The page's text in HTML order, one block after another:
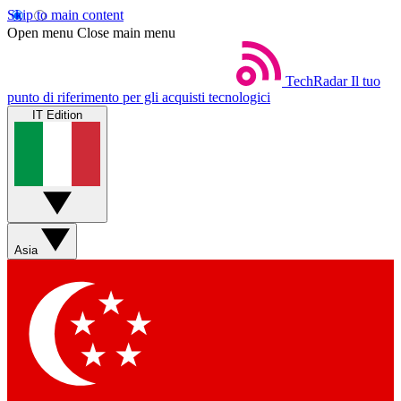
Skip to main content
Open menu Close main menu
TechRadar Il tuo
punto di riferimento per gli acquisti tecnologici
IT Edition
Asia